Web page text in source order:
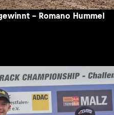
– Romano Hummel